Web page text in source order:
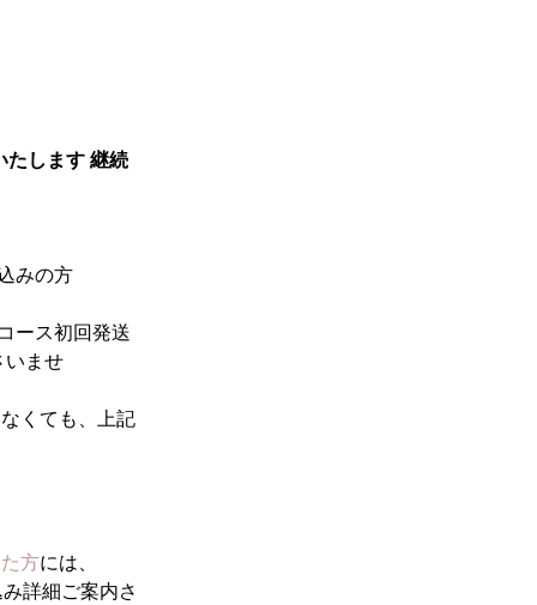
たします 継続
みの方
ース初回発送
いませ
くても、上記
方には、
詳細ご案内さ